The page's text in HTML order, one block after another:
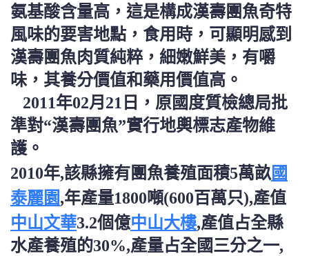
氨基酸含量高，這是構成漢壽團魚奇特
風味的要害地點，食用時，可顯明感到
漢壽團魚肉質純粹，細嫩鮮美，有嚼
味，其養分價值和藥用價值高。
2011年02月21日，原國度質檢總局批
準對“漢壽團魚”實行地輿標志產物維
護。
2010年,該縣擁有團魚養殖面積5萬畝國
泰麗園,年產量1800噸(600百萬只),產值
中山文華3.2個億中山大樓,產值占全縣
水產養殖的30%,產量占全國三分之一,